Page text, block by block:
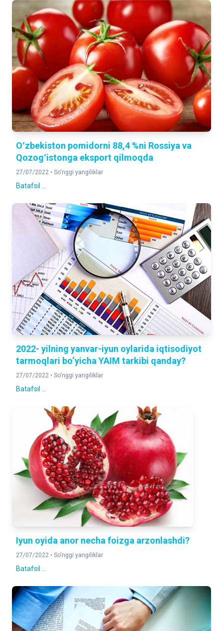
Oʻzbekiston pomidorni 88,4 %ni Rossiya va
Qozogʻistonga eksport qilmoqda
27/07/2022 • So'nggi yangiliklar
Batafsil ...
2022- yilning yanvar-iyun oylarida iqtisodiyot
tarmoqlari bo‘yicha YAIM tarkibi qanday?
27/07/2022 • So'nggi yangiliklar
Batafsil ...
Iyun oyida anor necha foizga arzonlashdi?
27/07/2022 • So'nggi yangiliklar
Batafsil ...